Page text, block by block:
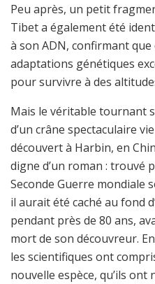
Peu après, un petit
Tibet a également été
à son ADN, confirmant
adaptations génétiques
pour survivre à des
Mais le véritable tournant
d’un crâne spectaculaire
découvert à Harbin, en
digne d’un roman : trouvé
Seconde Guerre mondiale
il aurait été caché au fond
pendant près de 80 ans,
mort de son découvreur.
les scientifiques ont
nouvelle espèce, qu’ils ont